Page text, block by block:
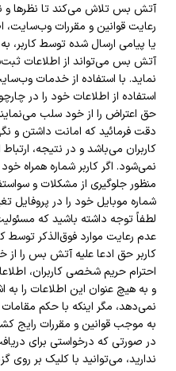
آتش بس تلاش می‌کند تا نظرها و
رعایت قوانین و مقررات وب‌سایت،
یا پیامی ارسال شده توسط کاربر،
آتش بس می‌تواند از اطلاعات
نماید. با استفاده از خدمات
استفاده از اطلاعات خود را در
حق اعتراض را از خود سلب
دقت فرمائید که امانت داشتن و
کاربران می‌باشد و در نتیجه،
نمی‌شود. اگر کاربر شماره همراه خود
منظور جلوگیری از مشکلات و
شماره موبایل خود را در پروفایل
لطفاً توجه داشته باشید که
عدم رعایت موارد فوق‌الذکر توسط
کاربر حق ادعا علیه آتش بس را
احترام حریم شخصی کاربران،
و به هیچ عنوان این اطلاعات را
نمی‌دهد، مگر اینکه با حکم
به موجب قوانین و مقررات رایج
در صورتی که درخواستی برای
ندارید، می‌توانید با کلیک بر روی